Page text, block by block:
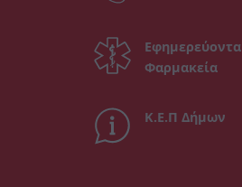
Εφημερεύοντα
Φαρμακεία
Κ.Ε.Π Δήμων